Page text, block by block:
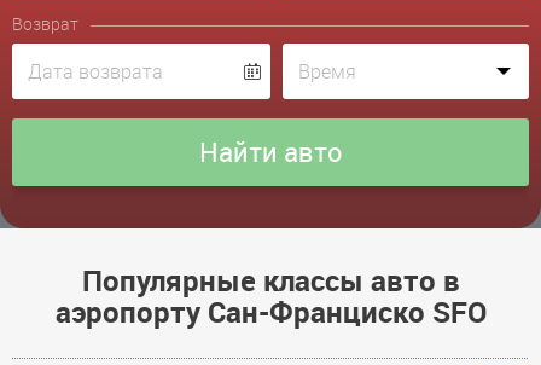
Возврат
Популярные классы авто в
аэропорту Сан-Франциско SFO